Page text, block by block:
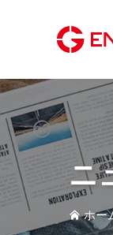
ニ
ホー